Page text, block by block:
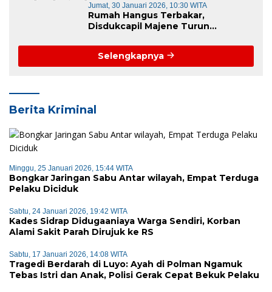
Jumat, 30 Januari 2026, 10:30 WITA
Rumah Hangus Terbakar,
Disdukcapil Majene Turun
Dokumen Korban
Selengkapnya
Berita Kriminal
Minggu, 25 Januari 2026, 15:44 WITA
Bongkar Jaringan Sabu Antar wilayah, Empat Terduga
Pelaku Diciduk
Sabtu, 24 Januari 2026, 19:42 WITA
Kades Sidrap Didugaaniaya Warga Sendiri, Korban
Alami Sakit Parah Dirujuk ke RS
Sabtu, 17 Januari 2026, 14:08 WITA
Tragedi Berdarah di Luyo: Ayah di Polman Ngamuk
Tebas Istri dan Anak, Polisi Gerak Cepat Bekuk Pelaku